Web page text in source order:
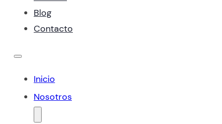
Blog
Contacto
Inicio
Nosotros